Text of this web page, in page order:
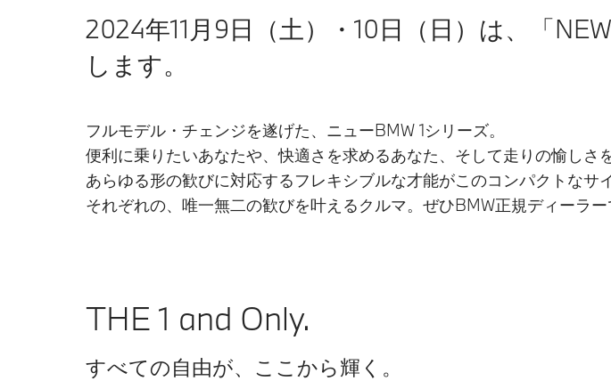
2024年11月9日（土）・10日（日）は、「
します。
フルモデル・チェンジを遂げた、ニューBMW 1シリーズ。
便利に乗りたいあなたや、快適さを求めるあなた、そして走りの愉しさ
あらゆる形の歓びに対応するフレキシブルな才能がこのコンパクトなサ
それぞれの、唯一無二の歓びを叶えるクルマ。ぜひBMW正規ディーラー
THE 1 and Only.
すべての自由が、ここから輝く。